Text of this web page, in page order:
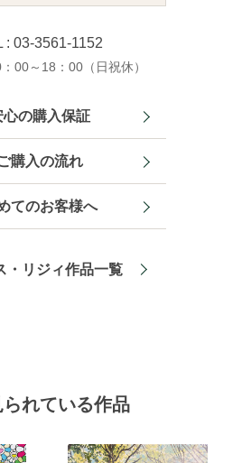
: 03-3561-1152
00～18：00（日祝休）
心の購入保証
購入の流れ
てのお客様へ
・リジィ作品一覧
られている作品